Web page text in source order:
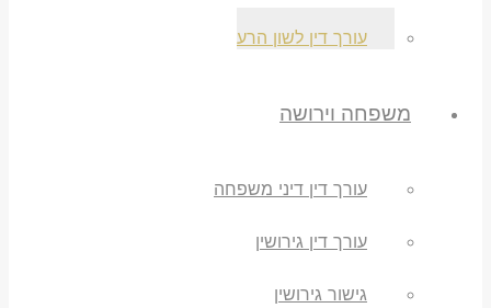
עורך דין לשון הרע
משפחה וירושה
עורך דין דיני משפחה
עורך דין גירושין
גישור גירושין